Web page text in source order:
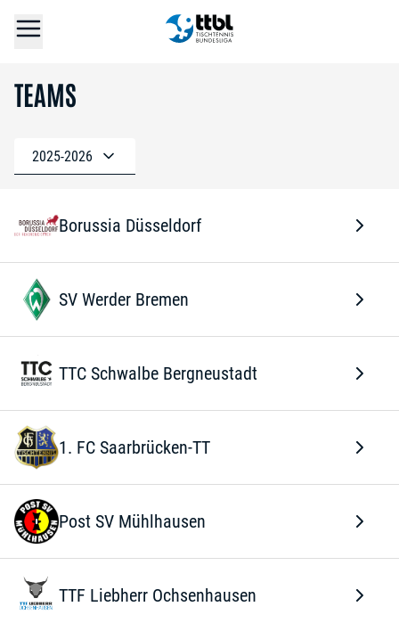
TEAMS
2025-2026
Borussia Düsseldorf
SV Werder Bremen
TTC Schwalbe Bergneustadt
1. FC Saarbrücken-TT
Post SV Mühlhausen
TTF Liebherr Ochsenhausen